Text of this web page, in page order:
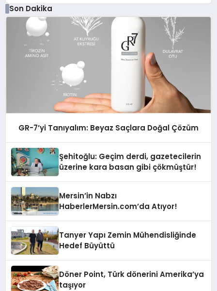
Son Dakika
GR-7’yi Tanıyalım: Beyaz Saçlara Doğal Çözüm
Şehitoğlu: Geçim derdi, gazetecilerin
üzerine kara basan gibi çökmüştür!
Mersin’in Nabzı
HaberlerMersin.com’da Atıyor!
Tanyer Yapı Zemin Mühendisliğinde
Hedef Büyüttü
Döner Point, Türk dönerini Amerika’ya
taşıyor